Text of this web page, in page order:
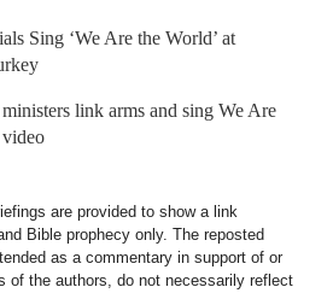
Sing ‘We Are the World’ at
link arms and sing We Are
are provided to show a link
Bible prophecy only. The reposted
as a commentary in support of or
of the authors, do not necessarily reflect